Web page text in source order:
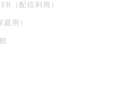
（配信利用）
用）